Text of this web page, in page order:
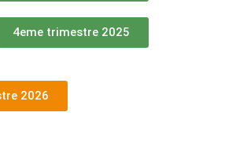
4eme trimestre 2025
2026